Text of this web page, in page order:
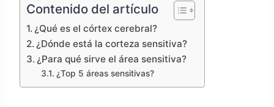
Contenido del artículo
¿Qué es el córtex cerebral?
¿Dónde está la corteza sensitiva?
¿Para qué sirve el área sensitiva?
¿Top 5 áreas sensitivas?